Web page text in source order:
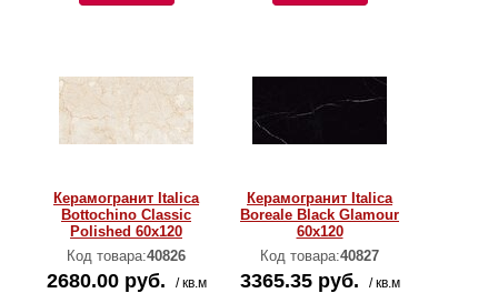
Керамогранит Italica
Bottochino Classic
Polished 60х120
Код товара:40826
2680.00 руб. / кв.м
Керамогранит Italica
Boreale Black Glamour
60х120
Код товара:40827
3365.35 руб. / кв.м